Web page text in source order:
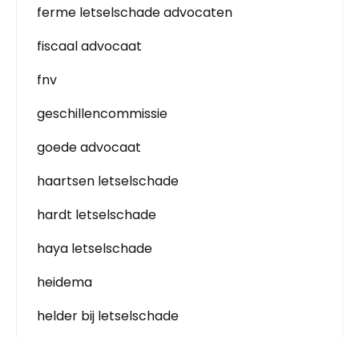
ferme letselschade advocaten
fiscaal advocaat
fnv
geschillencommissie
goede advocaat
haartsen letselschade
hardt letselschade
haya letselschade
heidema
helder bij letselschade